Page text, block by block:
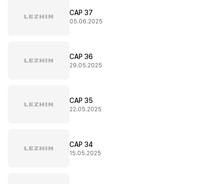
CAP 37
05.06.2025
CAP 36
29.05.2025
CAP 35
22.05.2025
CAP 34
15.05.2025